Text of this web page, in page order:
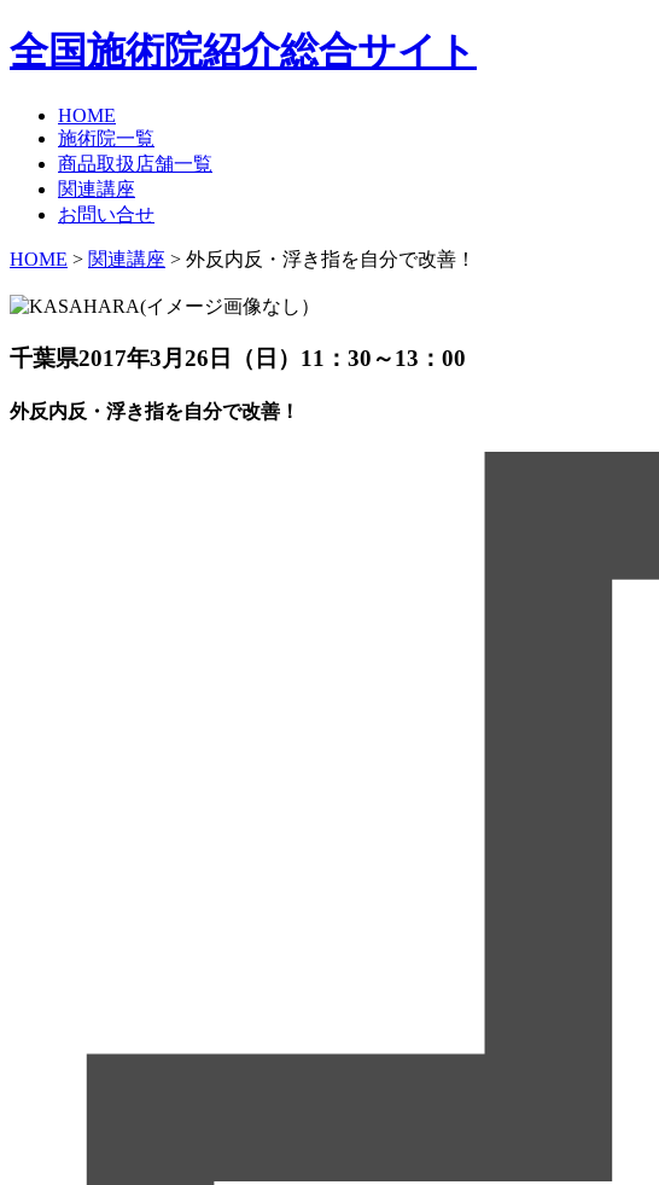
全国施術院紹介総合サイト
HOME
施術院一覧
商品取扱店舗一覧
関連講座
お問い合せ
HOME > 関連講座 > 外反内反・浮き指を自分で改善！
千葉県2017年3月26日（日）11：30～13：00
外反内反・浮き指を自分で改善！